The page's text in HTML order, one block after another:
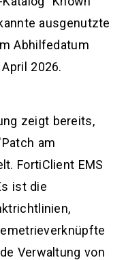
ausgenutzte
Abhilfedatum
2026.
zeigt bereits,
am
FortiClient EMS
ist die
Verwaltung von